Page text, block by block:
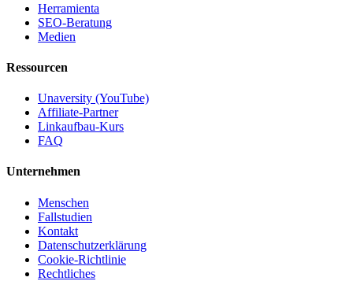
Herramienta
SEO-Beratung
Medien
Ressourcen
Unaversity (YouTube)
Affiliate-Partner
Linkaufbau-Kurs
FAQ
Unternehmen
Menschen
Fallstudien
Kontakt
Datenschutzerklärung
Cookie-Richtlinie
Rechtliches